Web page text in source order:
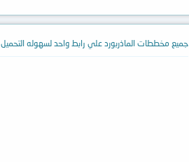
جميع مخططات الماذربورد علي رابط واحد لسهوله التحميل